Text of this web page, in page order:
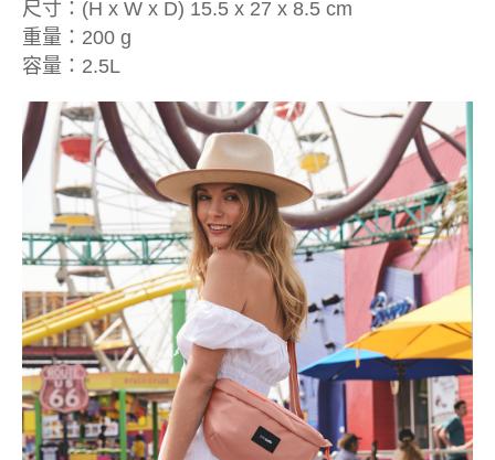
尺寸：(H x W x D) 15.5 x 27 x 8.5 cm
重量：200 g
容量：2.5L